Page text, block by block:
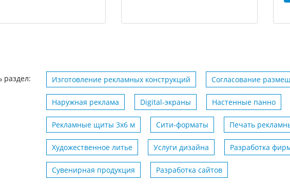
раздел: Изготовление рекламных конструкций Согласование
Наружная реклама Digital-экраны Настенные панно
Рекламные щиты 3х6 м Сити-форматы Печать
Художественное литье Услуги дизайна Разработка
Сувенирная продукция Разработка сайтов